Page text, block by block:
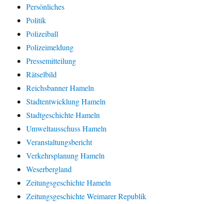
Persönliches
Politik
Polizeiball
Polizeimeldung
Pressemitteilung
Rätselbild
Reichsbanner Hameln
Stadtentwicklung Hameln
Stadtgeschichte Hameln
Umweltausschuss Hameln
Veranstaltungsbericht
Verkehrsplanung Hameln
Weserbergland
Zeitungsgeschichte Hameln
Zeitungsgeschichte Weimarer Republik